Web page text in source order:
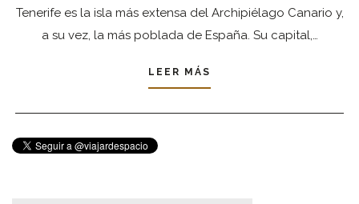
Tenerife es la isla más extensa del Archipiélago Canario y,
a su vez, la más poblada de España. Su capital,…
LEER MÁS